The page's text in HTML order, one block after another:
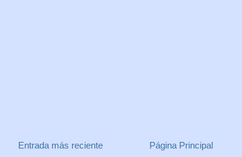
Entrada más reciente Página Principal